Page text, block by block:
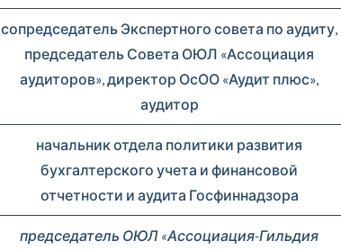
сопредседатель Экспертного совета по аудиту,
председатель Совета ОЮЛ «Ассоциация
аудиторов», директор ОсОО «Аудит плюс»,
аудитор
начальник отдела политики развития
бухгалтерского учета и финансовой
отчетности и аудита Госфиннадзора
председатель ОЮЛ «Ассоциация-Гильдия